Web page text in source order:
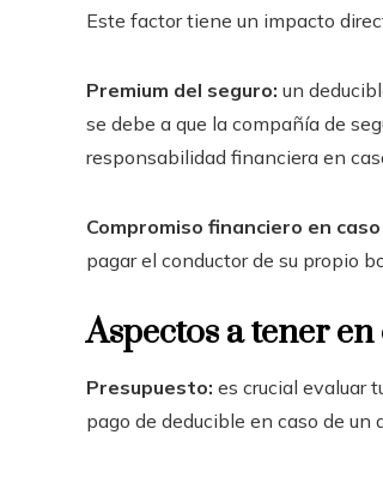
Este factor tiene un impacto
Premium del seguro: un
se debe a que la compañía de
responsabilidad financiera en
Compromiso financiero en
pagar el conductor de su propio
Aspectos a tener
Presupuesto: es crucial evaluar
pago de deducible en caso de un